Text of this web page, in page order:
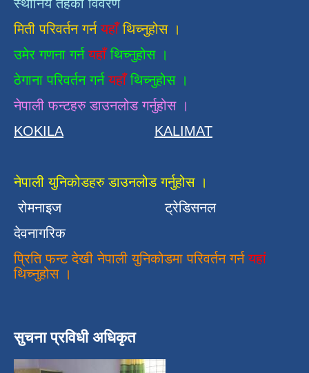
स्थानिय तहको विवरण
मिती परिवर्तन गर्न यहाँ थिच्नुहोस ।
उमेर गणना गर्नयहाँथिच्नुहोस ।
ठेगाना परिवर्तन गर्नयहाँ थिच्नुहोस ।
नेपाली फन्टहरु डाउनलोड गर्नुहोस ।
KOKILA
KALIMAT
नेपाली युनिकोडहरु डाउनलोड गर्नुहोस ।
रोमनाइज
ट्रेडिसनल
देवनागरिक
प्रिति फन्ट देखी नेपाली युनिकोडमा परिवर्तन गर्न यहां
थिच्नुहोस ।
सुचना प्रविधी अधिकृत